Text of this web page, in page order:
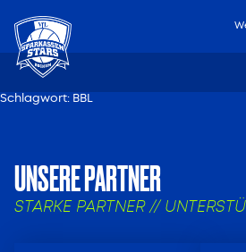
Schlagwort: BBL
UNSERE PARTNER
STARKE PARTNER //